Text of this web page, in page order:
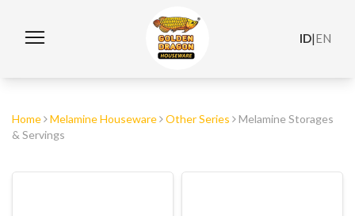
ID|EN
Home Melamine Houseware Other Series
Melamine Storages
& Servings